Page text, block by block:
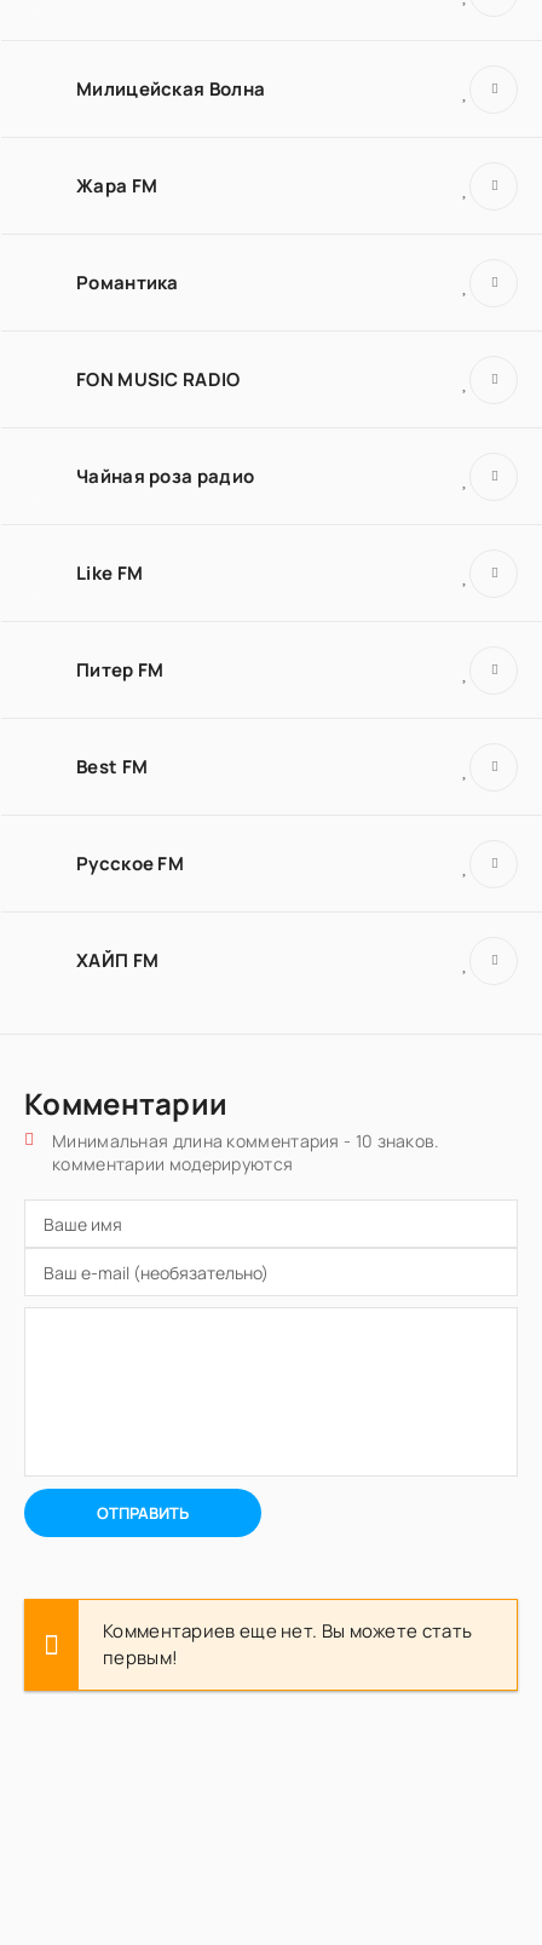
Милицейская Волна
Жара FM
Романтика
FON MUSIC RADIO
Чайная роза радио
Like FM
Питер FM
Best FM
Русское FM
ХАЙП FM
Комментарии
Минимальная длина комментария - 10 знаков.
комментарии модерируются
ОТПРАВИТЬ
Комментариев еще нет. Вы можете стать
первым!